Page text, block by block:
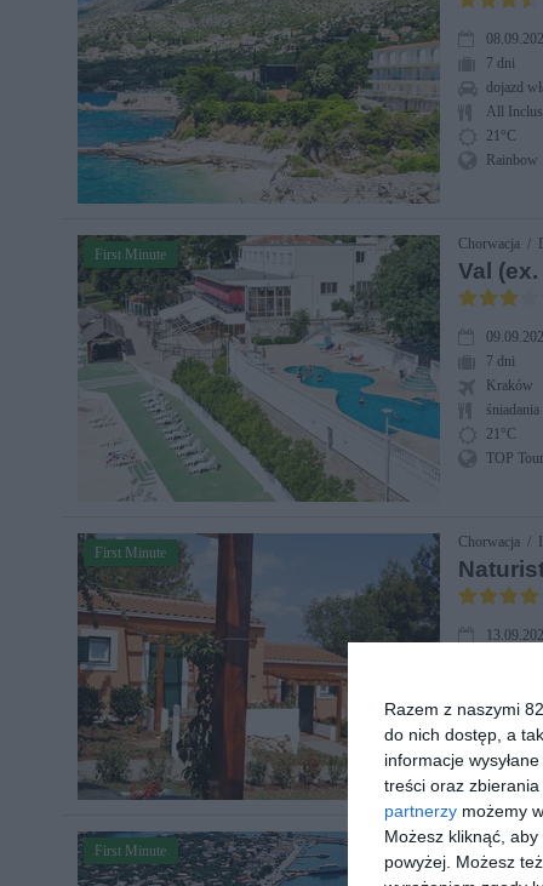
Razem z naszymi
do nich dostęp, a
informacje
treści oraz
partnerzy możemy
Możesz kliknąć,
powyżej. Możesz
7 dni
dojazd
All
21°C
Rainbow
First Minute
Chorwacja /
Val
7 dni
Kraków
śniadania
21°C
TOP
First Minute
Chorwacja /
bez
21°C
Exim
First Minute
Chorwacja /
Zagreb